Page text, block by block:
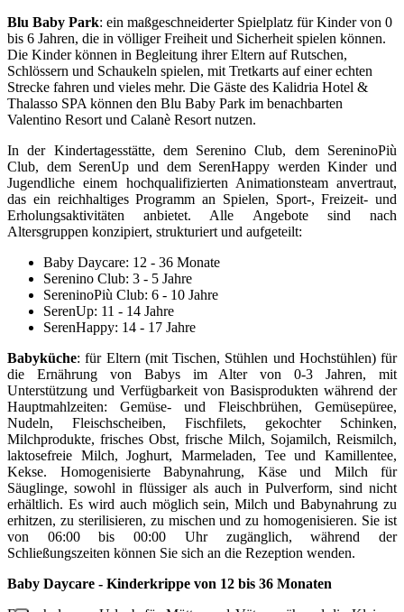
Blu Baby Park: ein maßgeschneiderter Spielplatz für Kinder von 0
bis 6 Jahren, die in völliger Freiheit und Sicherheit spielen können.
Die Kinder können in Begleitung ihrer Eltern auf Rutschen,
Schlössern und Schaukeln spielen, mit Tretkarts auf einer echten
Strecke fahren und vieles mehr. Die Gäste des Kalidria Hotel &
Thalasso SPA können den Blu Baby Park im benachbarten
Valentino Resort und Calanè Resort nutzen.
In der Kindertagesstätte, dem Serenino Club, dem SereninoPiù
Club, dem SerenUp und dem SerenHappy werden Kinder und
Jugendliche einem hochqualifizierten Animationsteam anvertraut,
das ein reichhaltiges Programm an Spielen, Sport-, Freizeit- und
Erholungsaktivitäten anbietet. Alle Angebote sind nach
Altersgruppen konzipiert, strukturiert und aufgeteilt:
Baby Daycare: 12 - 36 Monate
Serenino Club: 3 - 5 Jahre
SereninoPiù Club: 6 - 10 Jahre
SerenUp: 11 - 14 Jahre
SerenHappy: 14 - 17 Jahre
Babyküche: für Eltern (mit Tischen, Stühlen und Hochstühlen) für
die Ernährung von Babys im Alter von 0-3 Jahren, mit
Unterstützung und Verfügbarkeit von Basisprodukten während der
Hauptmahlzeiten: Gemüse- und Fleischbrühen, Gemüsepüree,
Nudeln, Fleischscheiben, Fischfilets, gekochter Schinken,
Milchprodukte, frisches Obst, frische Milch, Sojamilch, Reismilch,
laktosefreie Milch, Joghurt, Marmeladen, Tee und Kamillentee,
Kekse. Homogenisierte Babynahrung, Käse und Milch für
Säuglinge, sowohl in flüssiger als auch in Pulverform, sind nicht
erhältlich. Es wird auch möglich sein, Milch und Babynahrung zu
erhitzen, zu sterilisieren, zu mischen und zu homogenisieren. Sie ist
von 06:00 bis 00:00 Uhr zugänglich, während der
Schließungszeiten können Sie sich an die Rezeption wenden.
Baby Daycare - Kinderkrippe von 12 bis 36 Monaten